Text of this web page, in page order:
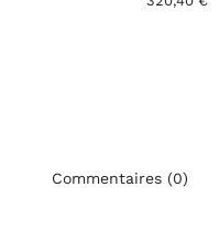
Commentaires (0)